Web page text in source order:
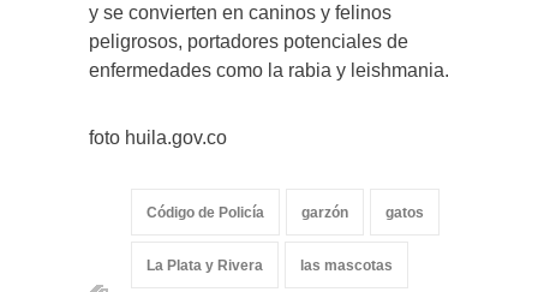
y se convierten en caninos y felinos
peligrosos, portadores potenciales de
enfermedades como la rabia y leishmania.
foto huila.gov.co
Código de Policía garzón gatos
La Plata y Rivera las mascotas